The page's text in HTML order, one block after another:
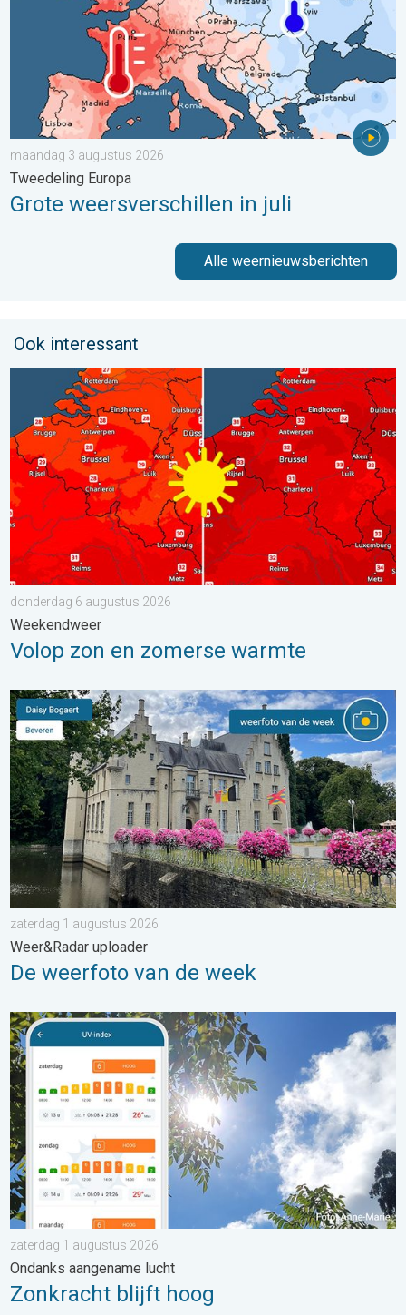
maandag 3 augustus 2026
Tweedeling Europa
Grote weersverschillen in juli
Alle weernieuwsberichten
Ook interessant
Volop zon en zomerse warmte. Weekendweer. . . donderdag
donderdag 6 augustus 2026
Weekendweer
Volop zon en zomerse warmte
De weerfoto van de week. Weer&Radar uploader. . . zaterdag
zaterdag 1 augustus 2026
Weer&Radar uploader
De weerfoto van de week
Zonkracht blijft hoog. Ondanks aangename lucht. . . zaterdag
zaterdag 1 augustus 2026
Ondanks aangename lucht
Zonkracht blijft hoog